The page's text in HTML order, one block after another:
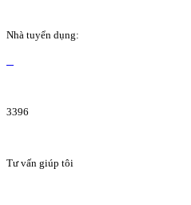
Nhà tuyển dụng:
3396
Tư vấn giúp tôi